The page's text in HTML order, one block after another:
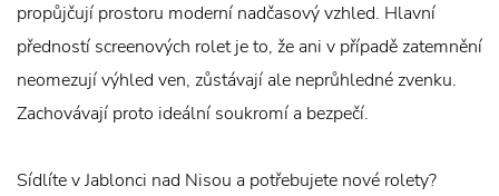
propůjčují prostoru moderní nadčasový vzhled. Hlavní
předností screenových rolet je to, že ani v případě zatemnění
neomezují výhled ven, zůstávají ale neprůhledné zvenku.
Zachovávají proto ideální soukromí a bezpečí.
Sídlíte v Jablonci nad Nisou a potřebujete nové rolety?